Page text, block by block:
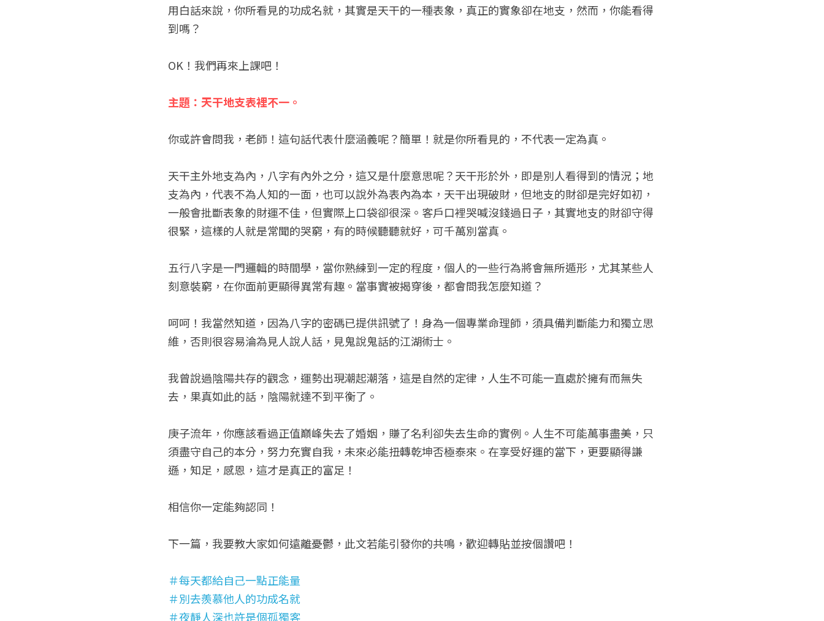
用白話來說，你所看見的功成名就，其實是天干的一種表象，真正的實象卻在地支，然而，你能看得
到嗎？
OK！我們再來上課吧！
主題：天干地支表裡不一。
你或許會問我，老師！這句話代表什麼涵義呢？簡單！就是你所看見的，不代表一定為真。
天干主外地支為內，八字有內外之分，這又是什麼意思呢？天干形於外，即是別人看得到的情況；地
支為內，代表不為人知的一面，也可以說外為表內為本，天干出現破財，但地支的財卻是完好如初，
一般會批斷表象的財運不佳，但實際上口袋卻很深。客戶口裡哭喊沒錢過日子，其實地支的財卻守得
很緊，這樣的人就是常聞的哭窮，有的時候聽聽就好，可千萬別當真。
五行八字是一門邏輯的時間學，當你熟練到一定的程度，個人的一些行為將會無所遁形，尤其某些人
刻意裝窮，在你面前更顯得異常有趣。當事實被揭穿後，都會問我怎麼知道？
呵呵！我當然知道，因為八字的密碼已提供訊號了！身為一個專業命理師，須具備判斷能力和獨立思
維，否則很容易淪為見人說人話，見鬼說鬼話的江湖術士。
我曾說過陰陽共存的觀念，運勢出現潮起潮落，這是自然的定律，人生不可能一直處於擁有而無失
去，果真如此的話，陰陽就達不到平衡了。
庚子流年，你應該看過正值巔峰失去了婚姻，賺了名利卻失去生命的實例。人生不可能萬事盡美，只
須盡守自己的本分，努力充實自我，未來必能扭轉乾坤否極泰來。在享受好運的當下，更要顯得謙
遜，知足，感恩，這才是真正的富足！
相信你一定能夠認同！
下一篇，我要教大家如何遠離憂鬱，此文若能引發你的共鳴，歡迎轉貼並按個讚吧！
＃每天都給自己一點正能量
＃別去羨慕他人的功成名就
＃夜靜人深也許是個孤獨客